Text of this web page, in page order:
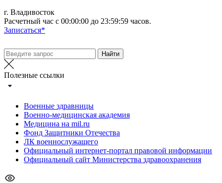
г. Владивосток
Расчетный час с 00:00:00 до 23:59:59 часов.
Записаться*
Полезные ссылки
Военные здравницы
Военно-медицинская академия
Медицина на mil.ru
Фонд Защитники Отечества
ЛК военнослужащего
Официальный интернет-портал правовой информации
Официальный сайт Министерства здравоохранения